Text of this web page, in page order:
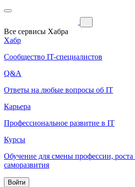
Все сервисы Хабра
Хабр
Сообщество IT-специалистов
Q&A
Ответы на любые вопросы об IT
Карьера
Профессиональное развитие в IT
Курсы
Обучение для смены профессии, роста
саморазвития
Войти